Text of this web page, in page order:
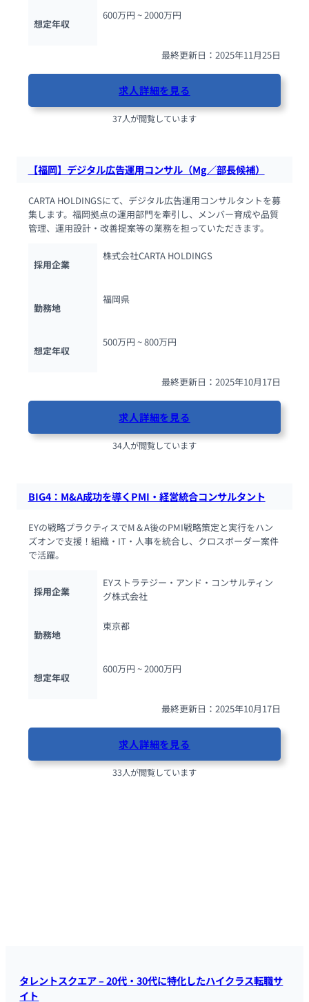
想定年収
600万円 ~ 2000万円
最終更新日：2025年11月25日
求人詳細を見る
37人が閲覧しています
【福岡】デジタル広告運用コンサル（Mg／部長候補）
CARTA HOLDINGSにて、デジタル広告運用コンサルタントを募
集します。福岡拠点の運用部門を牽引し、メンバー育成や品質
管理、運用設計・改善提案等の業務を担っていただきます。
採用企業
株式会社CARTA HOLDINGS
勤務地
福岡県
想定年収
500万円 ~ 800万円
最終更新日：2025年10月17日
求人詳細を見る
34人が閲覧しています
BIG4：M&A成功を導くPMI・経営統合コンサルタント
EYの戦略プラクティスでM＆A後のPMI戦略策定と実行をハン
ズオンで支援！組織・IT・人事を統合し、クロスボーダー案件
で活躍。
採用企業
EYストラテジー・アンド・コンサルティン
グ株式会社
勤務地
東京都
想定年収
600万円 ~ 2000万円
最終更新日：2025年10月17日
求人詳細を見る
33人が閲覧しています
タレントスクエア – 20代・30代に特化したハイクラス転職サ
イト